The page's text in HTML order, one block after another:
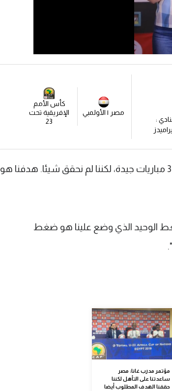
:
مصر | الأولمبي
كأس الأمم
الإفريقية تحت
23
وتحدث رمضان في المؤتمر الصحفي للمباراة: "لعبنا 3 مباريات جيدة، لكننا لم نحقق شيئا. هدفنا هو
الوحيد الذي وضع علينا هو ضغط
مؤتمر مدرب غانا: مصر
ساعدتنا على التأهل لكننا
حققنا الهدف المطلوب أيضا